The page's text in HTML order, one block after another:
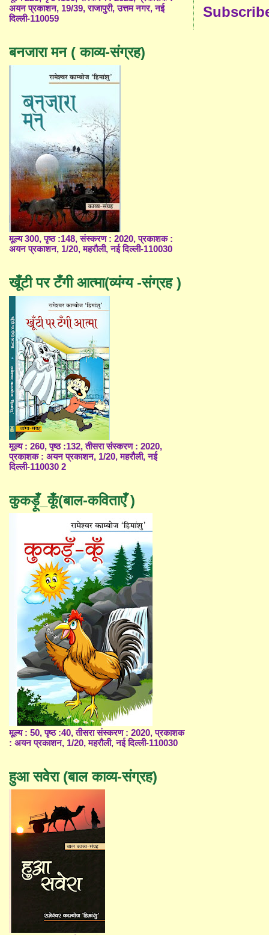
अयन प्रकाशन, 19/39, राजापुरी, उत्तम नगर, नई
दिल्ली-110059
बनजारा मन ( काव्य-संग्रह)
मूल्य 300, पृष्ठ :148, संस्करण : 2020, प्रकाशक :
अयन प्रकाशन, 1/20, महरौली, नई दिल्ली-110030
खूँटी पर टँगी आत्मा(व्यंग्य -संग्रह )
मूल्य : 260, पृष्ठ :132, तीसरा संस्करण : 2020,
प्रकाशक : अयन प्रकाशन, 1/20, महरौली, नई
दिल्ली-110030 2
कुकड़ूँ_कूँ(बाल-कविताएँ )
मूल्य : 50, पृष्ठ :40, तीसरा संस्करण : 2020, प्रकाशक
: अयन प्रकाशन, 1/20, महरौली, नई दिल्ली-110030
हुआ सवेरा (बाल काव्य-संग्रह)